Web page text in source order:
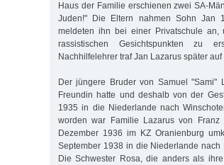
Haus der Familie erschienen zwei SA-
Juden!" Die Eltern nahmen Sohn Jan
meldeten ihn bei einer Privatschule an,
rassistischen Gesichtspunkten zu
Nachhilfelehrer traf Jan Lazarus später
Der jüngere Bruder von Samuel "Sami"
Freundin hatte und deshalb von der
1935 in die Niederlande nach
worden war Familie Lazarus von
Dezember 1936 im KZ Oranienburg
September 1938 in die Niederlande nach
Die Schwester Rosa, die anders als